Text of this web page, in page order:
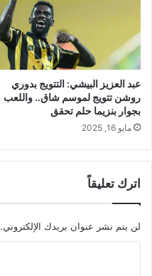
عبد العزيز البيشي: التتويج بدوري
روشن تتويج لموسم شاق.. واللعب
بجوار بنزيما حلم تحقق
مايو 16, 2025
اترك تعليقاً
لن يتم نشر عنوان بريدك الإلكتروني.